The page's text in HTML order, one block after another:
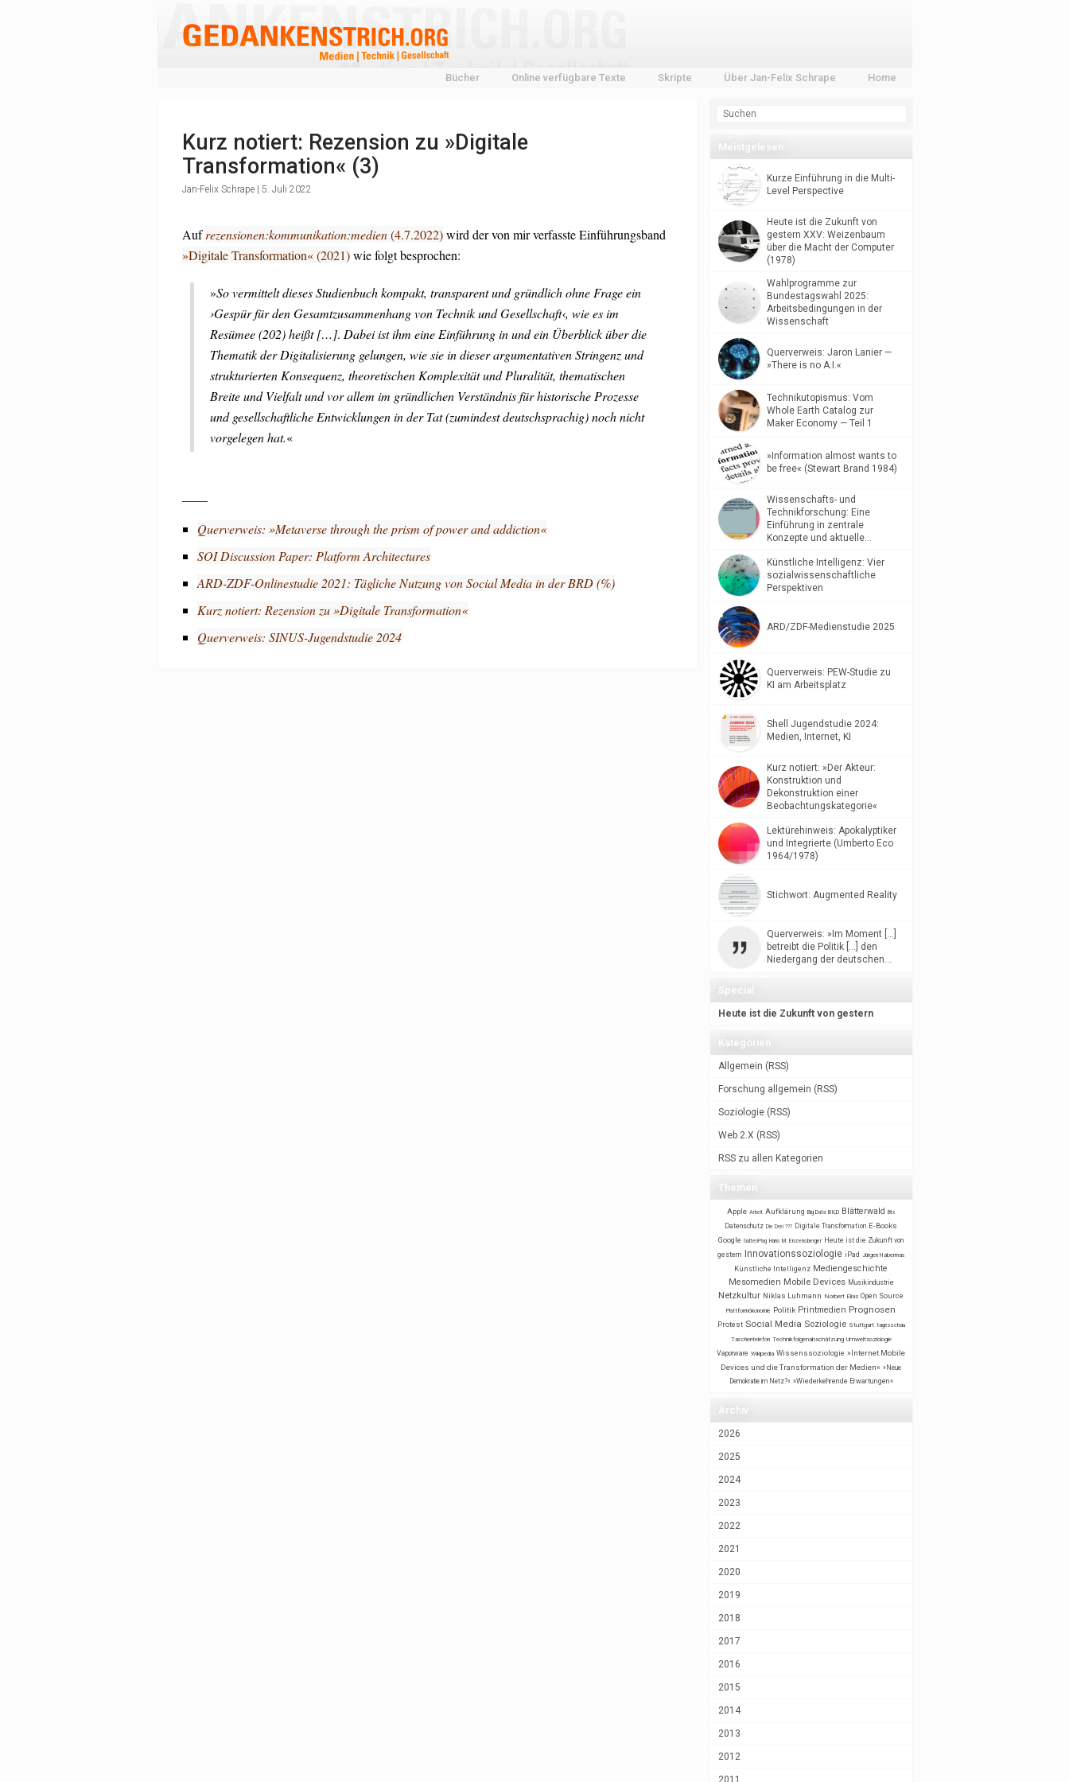
Home
Über Jan-Felix Schrape
Skripte
Online verfügbare Texte
Bücher
Kurz notiert: Rezension zu »Digitale
Transformation« (3)
Jan-Felix Schrape | 5. Juli 2022
Auf rezensionen:kommunikation:medien(4.7.2022)wird der von mir verfasste Einführungsband
»Digitale Transformation« (2021)wie folgt besprochen:
»So vermittelt dieses Studienbuch kompakt, transparent und gründlich ohne Frage ein
›Gespür für den Gesamtzusammenhang von Technik und Gesellschaft‹, wie es im
Resümee (202) heißt […]. Dabei ist ihm eine Einführung in und ein Überblick über die
Thematik der Digitalisierung gelungen, wie sie in dieser argumentativen Stringenz und
strukturierten Konsequenz, theoretischen Komplexität und Pluralität, thematischen
Breite und Vielfalt und vor allem im gründlichen Verständnis für historische Prozesse
und gesellschaftliche Entwicklungen in der Tat (zumindest deutschsprachig) noch nicht
vorgelegen hat.«
Querverweis: »Metaverse through the prism of power and addiction«
SOI Discussion Paper: Platform Architectures
ARD-ZDF-Onlinestudie 2021: Tägliche Nutzung von Social Media in der BRD (%)
Kurz notiert: Rezension zu »Digitale Transformation«
Querverweis: SINUS-Jugendstudie 2024
Meistgelesen
Kurze Einführung in die Multi-
Level Perspective
Heute ist die Zukunft von
gestern XXV: Weizenbaum
über die Macht der Computer
(1978)
Wahlprogramme zur
Bundestagswahl 2025:
Arbeitsbedingungen in der
Wissenschaft
Querverweis: Jaron Lanier —
»There is no A.I.«
Technikutopismus: Vom
Whole Earth Catalog zur
Maker Economy — Teil 1
»Information almost wants to
be free« (Stewart Brand 1984)
Wissenschafts- und
Technikforschung: Eine
Einführung in zentrale
Konzepte und aktuelle…
Künstliche Intelligenz: Vier
sozialwissenschaftliche
Perspektiven
ARD/ZDF-Medienstudie 2025
Querverweis: PEW-Studie zu
KI am Arbeitsplatz
Shell Jugendstudie 2024:
Medien, Internet, KI
Kurz notiert: »Der Akteur:
Konstruktion und
Dekonstruktion einer
Beobachtungskategorie«
Lektürehinweis: Apokalyptiker
und Integrierte (Umberto Eco
1964/1978)
Stichwort: Augmented Reality
Querverweis: »Im Moment […]
betreibt die Politik […] den
Niedergang der deutschen…
Special
Heute ist die Zukunft von gestern
Kategorien
Allgemein ( RSS)
Forschung allgemein ( RSS)
Soziologie( RSS)
Web 2.X ( RSS)
RSS zu allen Kategorien
Themen
Apple Arbeit Aufklärung Big Data BILD Blätterwald Btx
Datenschutz Die Drei ??? Digitale Transformation E-Books
Google GuttenPlag Hans M. Enzensberger Heute ist die Zukunft von
gestern
Innovationssoziologie iPad Jürgen Habermas
Künstliche Intelligenz Mediengeschichte
Mesomedien Mobile Devices Musikindustrie
Netzkultur Niklas Luhmann Norbert Elias Open Source
Plattformökonomie Politik Printmedien Prognosen
Protest Social Media Soziologie Stuttgart tagesschau
Taschentelefon Technikfolgenabschätzung Umweltsoziologie
Vaporware Wikipedia Wissenssoziologie »Internet Mobile
Devices und die Transformation der Medien« »Neue
Demokratie im Netz?« »Wiederkehrende Erwartungen«
Archiv
2026
2025
2024
2023
2022
2021
2020
2019
2018
2017
2016
2015
2014
2013
2012
2011